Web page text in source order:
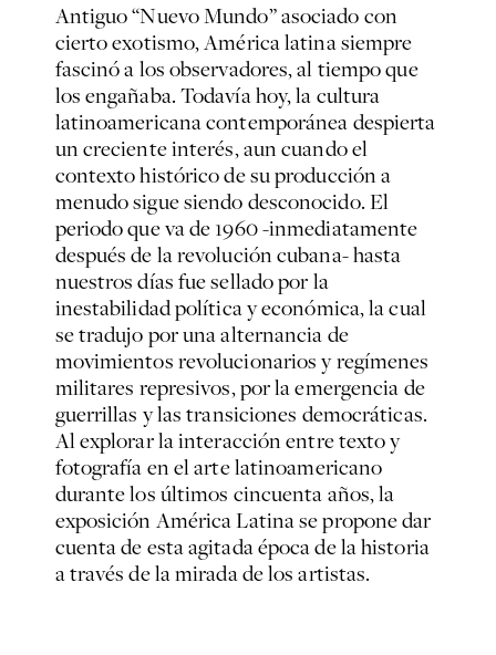
Antiguo “Nuevo Mundo” asociado con
cierto exotismo, América latina siempre
fascinó a los observadores, al tiempo que
los engañaba. Todavía hoy, la cultura
latinoamericana contemporánea despierta
un creciente interés, aun cuando el
contexto histórico de su producción a
menudo sigue siendo desconocido. El
periodo que va de 1960 -inmediatamente
después de la revolución cubana- hasta
nuestros días fue sellado por la
inestabilidad política y económica, la cual
se tradujo por una alternancia de
movimientos revolucionarios y regímenes
militares represivos, por la emergencia de
guerrillas y las transiciones democráticas.
Al explorar la interacción entre texto y
fotografía en el arte latinoamericano
durante los últimos cincuenta años, la
exposiciónAmérica Latinase propone dar
cuenta de esta agitada época de la historia
a través de la mirada de los artistas.